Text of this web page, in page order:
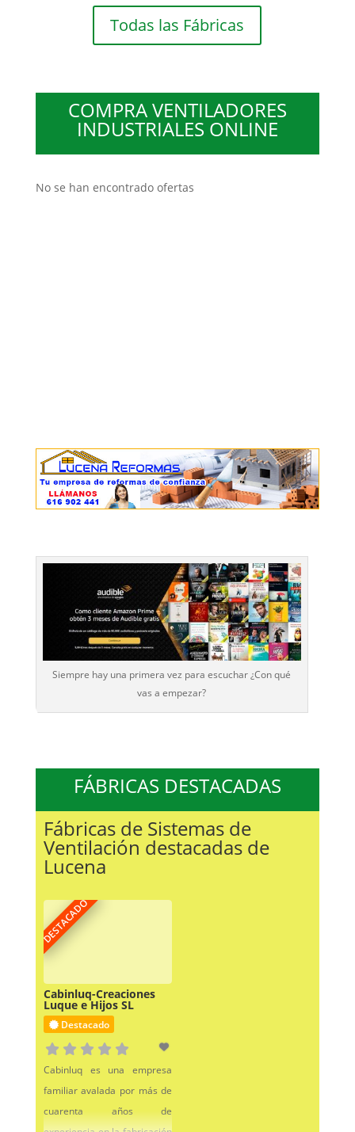
Todas las Fábricas
COMPRA VENTILADORES
INDUSTRIALES ONLINE
No se han encontrado ofertas
Siempre hay una primera vez para escuchar ¿Con qué
vas a empezar?
FÁBRICAS DESTACADAS
Fábricas de Sistemas de
Ventilación destacadas de
Lucena
DESTACADO
Cabinluq-Creaciones
Luque e Hijos SL
Destacado
Cabinluq es una empresa
familiar avalada por más de
cuarenta años de